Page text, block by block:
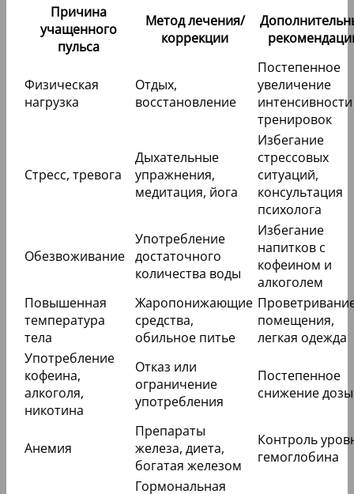
Причина
учащенного
пульса
Метод лечения/
коррекции
Физическая
нагрузка
Отдых,
восстановление
Постепенное
увеличение
интенсивности
тренировок
Стресс, тревога
Дыхательные
упражнения,
медитация, йога
Избегание
стрессовых
ситуаций,
консультация
психолога
Обезвоживание
Употребление
достаточного
количества воды
Избегание
напитков с
кофеином и
алкоголем
Повышенная
температура
тела
Жаропонижающие
средства,
обильное питье
помещения,
легкая одежда
Употребление
кофеина,
алкоголя,
никотина
Отказ или
ограничение
употребления
Постепенное
снижение дозы
Анемия
Препараты
железа, диета,
богатая железом
Контроль
гемоглобина
Гормональная